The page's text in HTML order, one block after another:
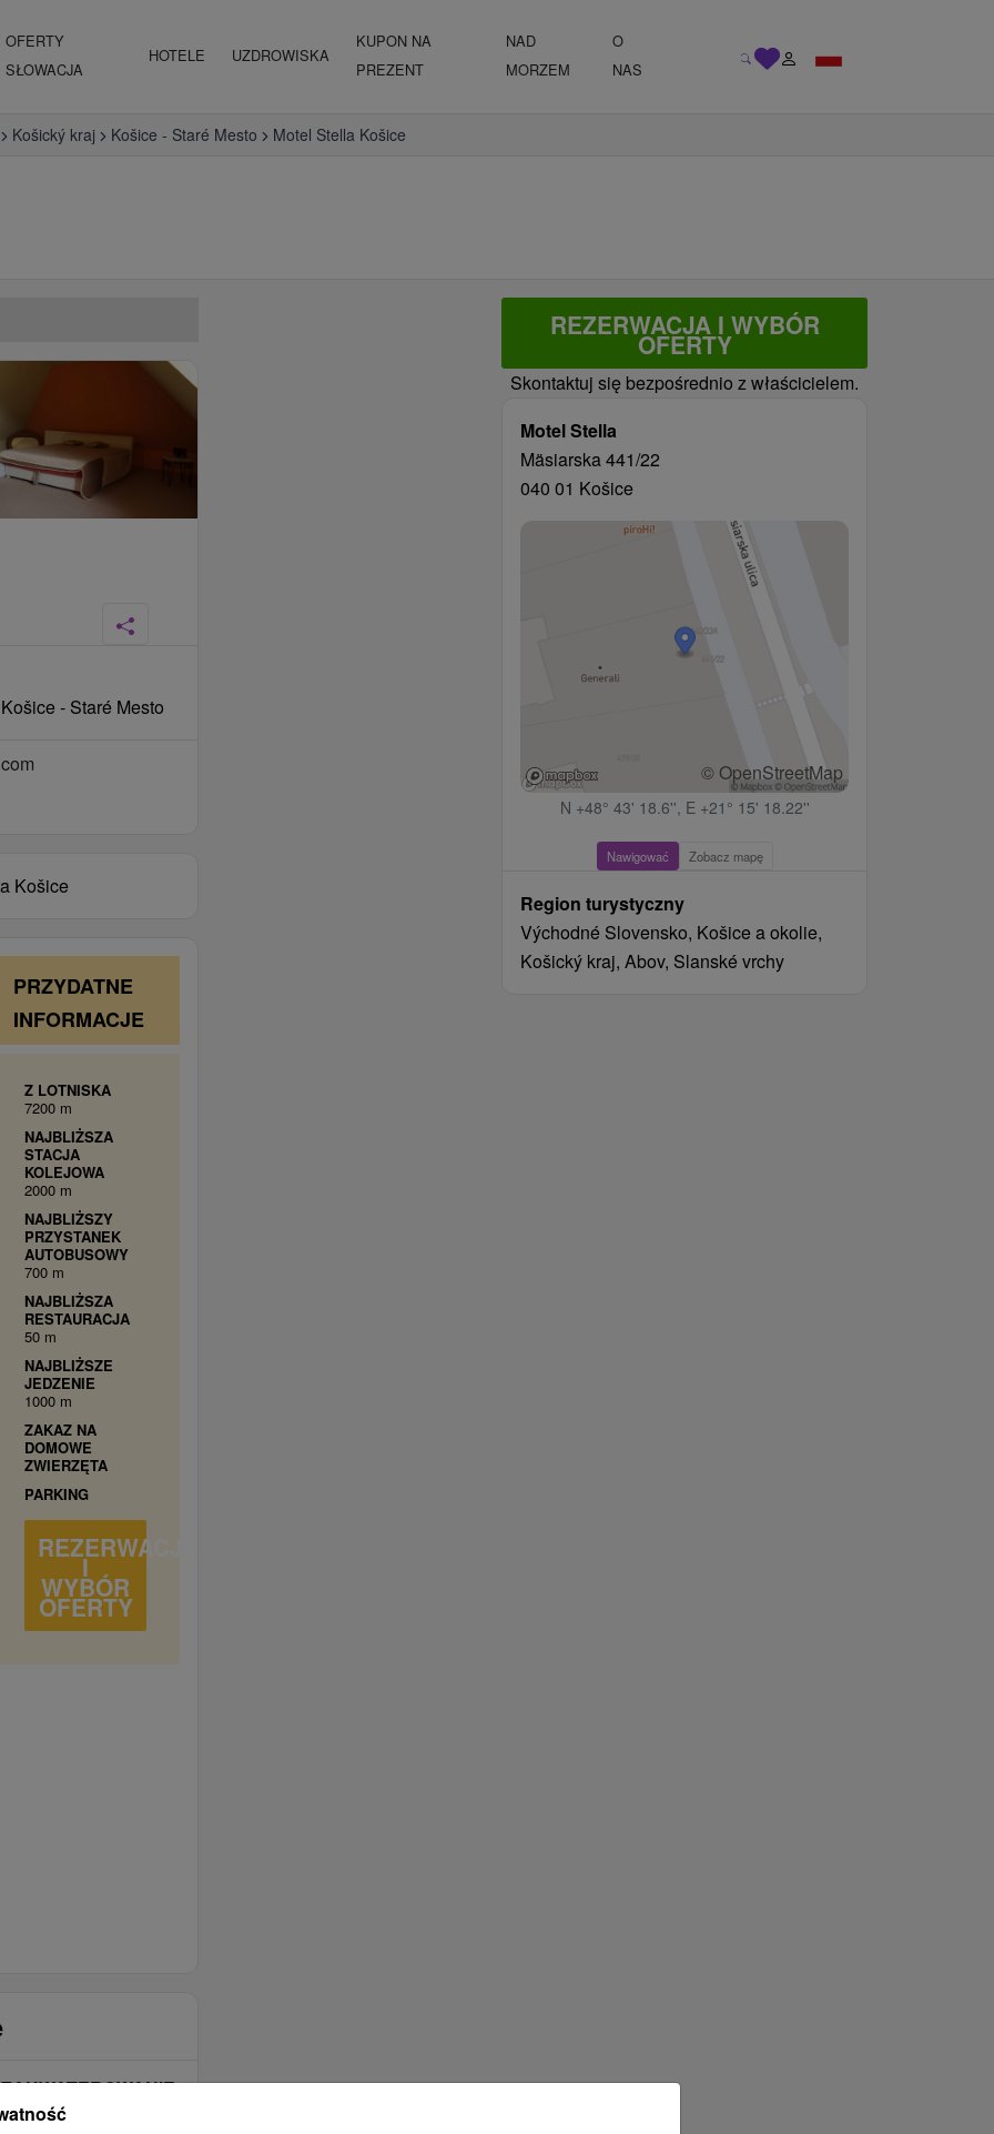
OFERTY
SŁOWACJA
HOTELE UZDROWISKA
KUPON NA
PREZENT
NAD
MORZEM
O
NAS
Košický kraj Košice - Staré Mesto Motel Stella Košice
REZERWACJA I WYBÓR
OFERTY
Skontaktuj się bezpośrednio z właścicielem.
Motel Stella
Mäsiarska 441/22
040 01 Košice
© OpenStreetMap
N +48° 43' 18.6'', E +21° 15' 18.22''
Nawigować Zobacz mapę
Region turystyczny
Východné Slovensko, Košice a okolie,
Košický kraj, Abov, Slanské vrchy
- Staré Mesto
Košice
PRZYDATNE
INFORMACJE
Z LOTNISKA
7200 m
NAJBLIŻSZA
STACJA
KOLEJOWA
2000 m
NAJBLIŻSZY
PRZYSTANEK
AUTOBUSOWY
700 m
NAJBLIŻSZA
RESTAURACJA
50 m
NAJBLIŻSZE
JEDZENIE
1000 m
ZAKAZ NA
DOMOWE
ZWIERZĘTA
PARKING
REZERWACJA
I
WYBÓR
OFERTY
ZAKWATEROWANIE
JEST